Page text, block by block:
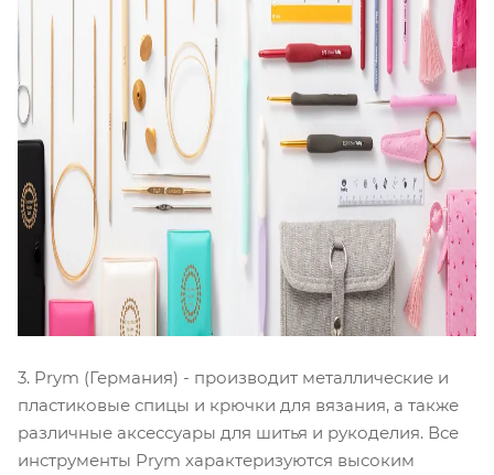
3. Prym (Германия) - производит металлические и
пластиковые спицы и крючки для вязания, а также
различные аксессуары для шитья и рукоделия. Все
инструменты Prym характеризуются высоким